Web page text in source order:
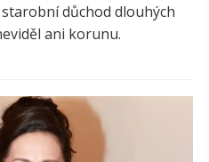
důchod dlouhých
ani korunu.